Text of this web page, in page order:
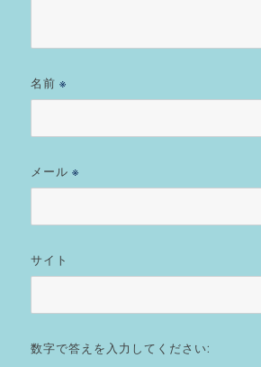
名前※
メール※
サイト
数字で答えを入力してください: